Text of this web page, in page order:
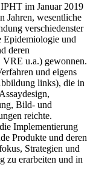
im Januar 2019
Jahren, wesentliche
verschiedenster
Epidemiologie und
deren
u.a.) gewonnen.
und eigens
links), die in
Bild- und
reichte.
Implementierung
Produkte und deren
Strategien und
zu erarbeiten und in